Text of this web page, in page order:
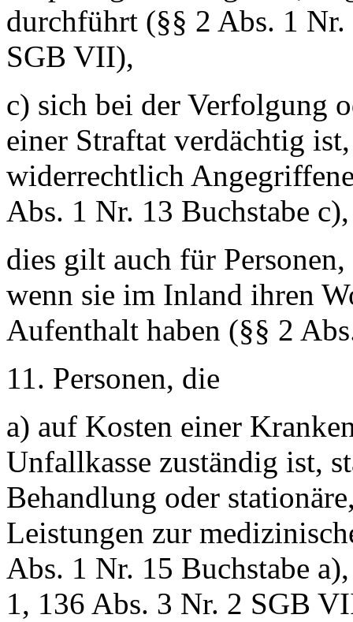
durchführt (§§ 2 Abs. 1
SGB VII),
c) sich bei der Verfolgung
einer Straftat verdächtig
widerrechtlich
Abs. 1 Nr. 13 Buchstabe
dies gilt auch für
wenn sie im Inland ihren
Aufenthalt haben (§§ 2
11. Personen, die
a) auf Kosten einer
Unfallkasse zuständig ist,
Behandlung oder
Leistungen zur
Abs. 1 Nr. 15 Buchstabe
1, 136 Abs. 3 Nr. 2 SGB